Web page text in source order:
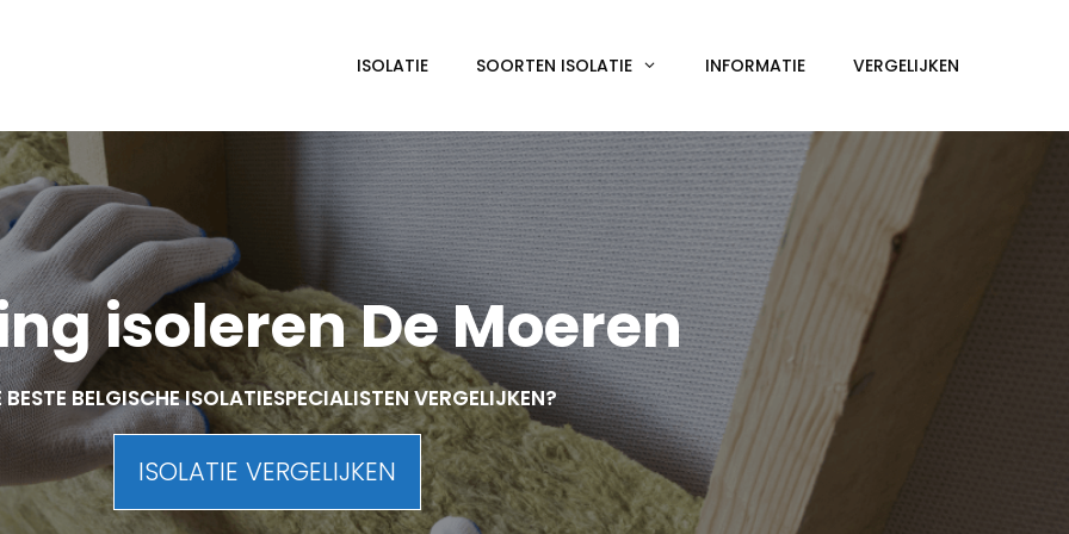
ISOLATIE SOORTEN ISOLATIE INFORMATIE VERGELIJKEN
isoleren De Moeren
BESTE BELGISCHE ISOLATIESPECIALISTEN VERGELIJKEN?
ISOLATIE VERGELIJKEN